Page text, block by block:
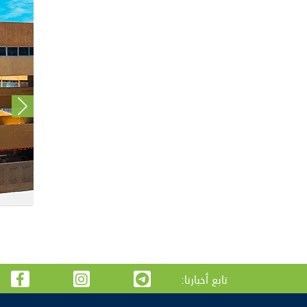
Next
:تابع أخبارنا